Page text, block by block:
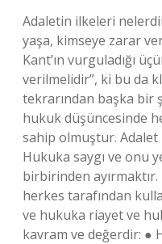
Adaletin ilkeleri
yaşa, kimseye zarar
Kant’ın vurguladığı
verilmelidir”, ki bu da
tekrarından başka bir
hukuk düşüncesinde
sahip olmuştur.
Hukuka saygı ve onu
birbirinden
herkes tarafından
ve hukuka riayet ve
kavram ve değerdir: ●